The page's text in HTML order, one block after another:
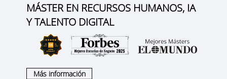
MÁSTER EN RECURSOS HUMANOS, IA
Y TALENTO DIGITAL
Más información